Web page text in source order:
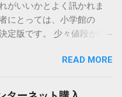
がいいかとよく訊かれま
にとっては、小学館の
定版です。 少々値段が高
となっているかという
本の教育界で「朝鮮語」
たからだそうです。もち
READ MORE